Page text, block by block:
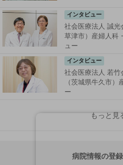
インタビュー
社会医療法人 誠
草津市）産婦人科
ュー
インタビュー
社会医療法人 若竹
（茨城県牛久市）
ー
もっと見
病院情報の登